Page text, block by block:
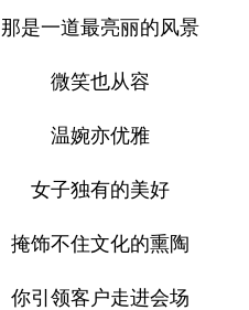
那是一道最亮丽的风景
微笑也从容
温婉亦优雅
女子独有的美好
掩饰不住文化的熏陶
你引领客户走进会场